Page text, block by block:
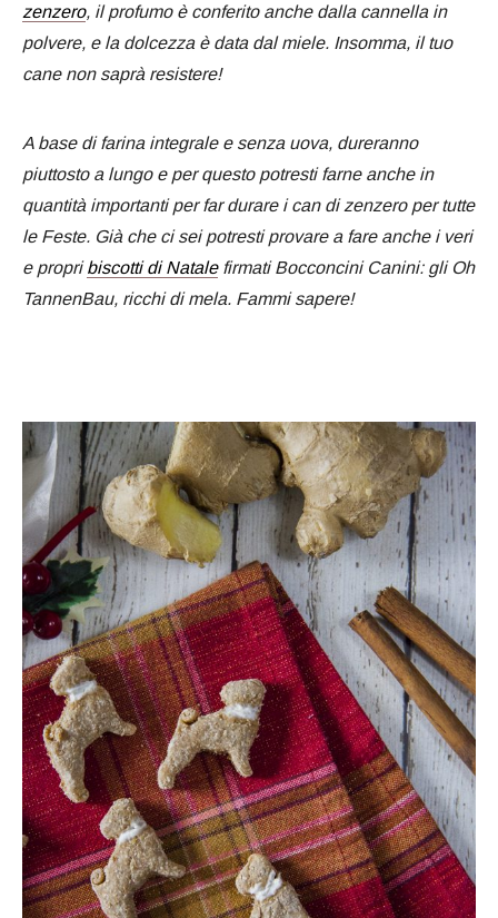
zenzero, il profumo è conferito anche dalla cannella in
polvere, e la dolcezza è data dal miele. Insomma, il tuo
cane non saprà resistere!
A base di farina integrale e senza uova, dureranno
piuttosto a lungo e per questo potresti farne anche in
quantità importanti per far durare i can di zenzero per tutte
le Feste. Già che ci sei potresti provare a fare anche i veri
e propribiscotti di Natalefirmati Bocconcini Canini: gli Oh
TannenBau, ricchi di mela. Fammi sapere!